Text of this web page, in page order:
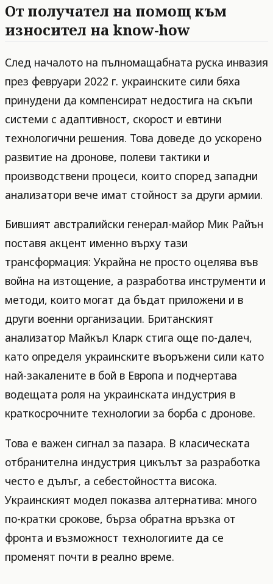
От получател на помощ към
износител на know-how
След началото на пълномащабната руска инвазия
през февруари 2022 г. украинските сили бяха
принудени да компенсират недостига на скъпи
системи с адаптивност, скорост и евтини
технологични решения. Това доведе до ускорено
развитие на дронове, полеви тактики и
производствени процеси, които според западни
анализатори вече имат стойност за други армии.
Бившият австралийски генерал-майор Мик Райън
поставя акцент именно върху тази
трансформация: Украйна не просто оцелява във
война на изтощение, а разработва инструменти и
методи, които могат да бъдат приложени и в
други военни организации. Британският
анализатор Майкъл Кларк стига още по-далеч,
като определя украинските въоръжени сили като
най-закалените в бой в Европа и подчертава
водещата роля на украинската индустрия в
краткосрочните технологии за борба с дронове.
Това е важен сигнал за пазара. В класическата
отбранителна индустрия цикълът за разработка
често е дълъг, а себестойността висока.
Украинският модел показва алтернатива: много
по-кратки срокове, бърза обратна връзка от
фронта и възможност технологиите да се
променят почти в реално време.